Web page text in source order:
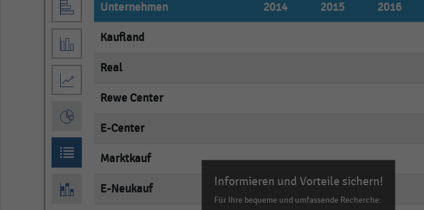
Unternehmen 2014 2015 2016
Kaufland
Real
Rewe Center
E-Center
Marktkauf empty empty empty
E-Neukauf empty empty empty
Informieren und Vorteile sichern!
Für Ihre bequeme und umfassende Recherche: